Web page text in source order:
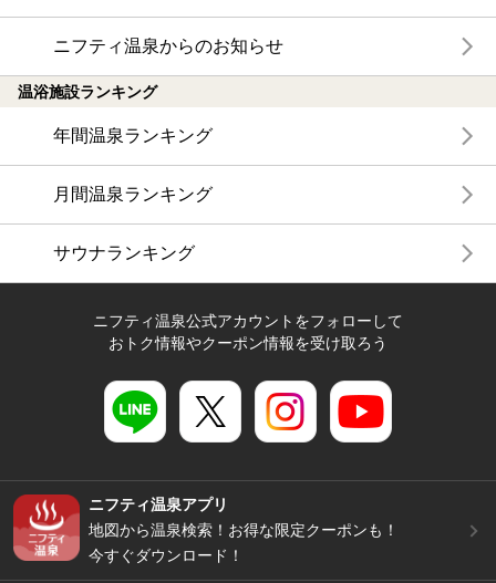
ニフティ温泉からのお知らせ
温浴施設ランキング
年間温泉ランキング
月間温泉ランキング
サウナランキング
ニフティ温泉公式アカウントをフォローして
おトク情報やクーポン情報を受け取ろう
ニフティ温泉アプリ
地図から温泉検索！お得な限定クーポンも！
今すぐダウンロード！